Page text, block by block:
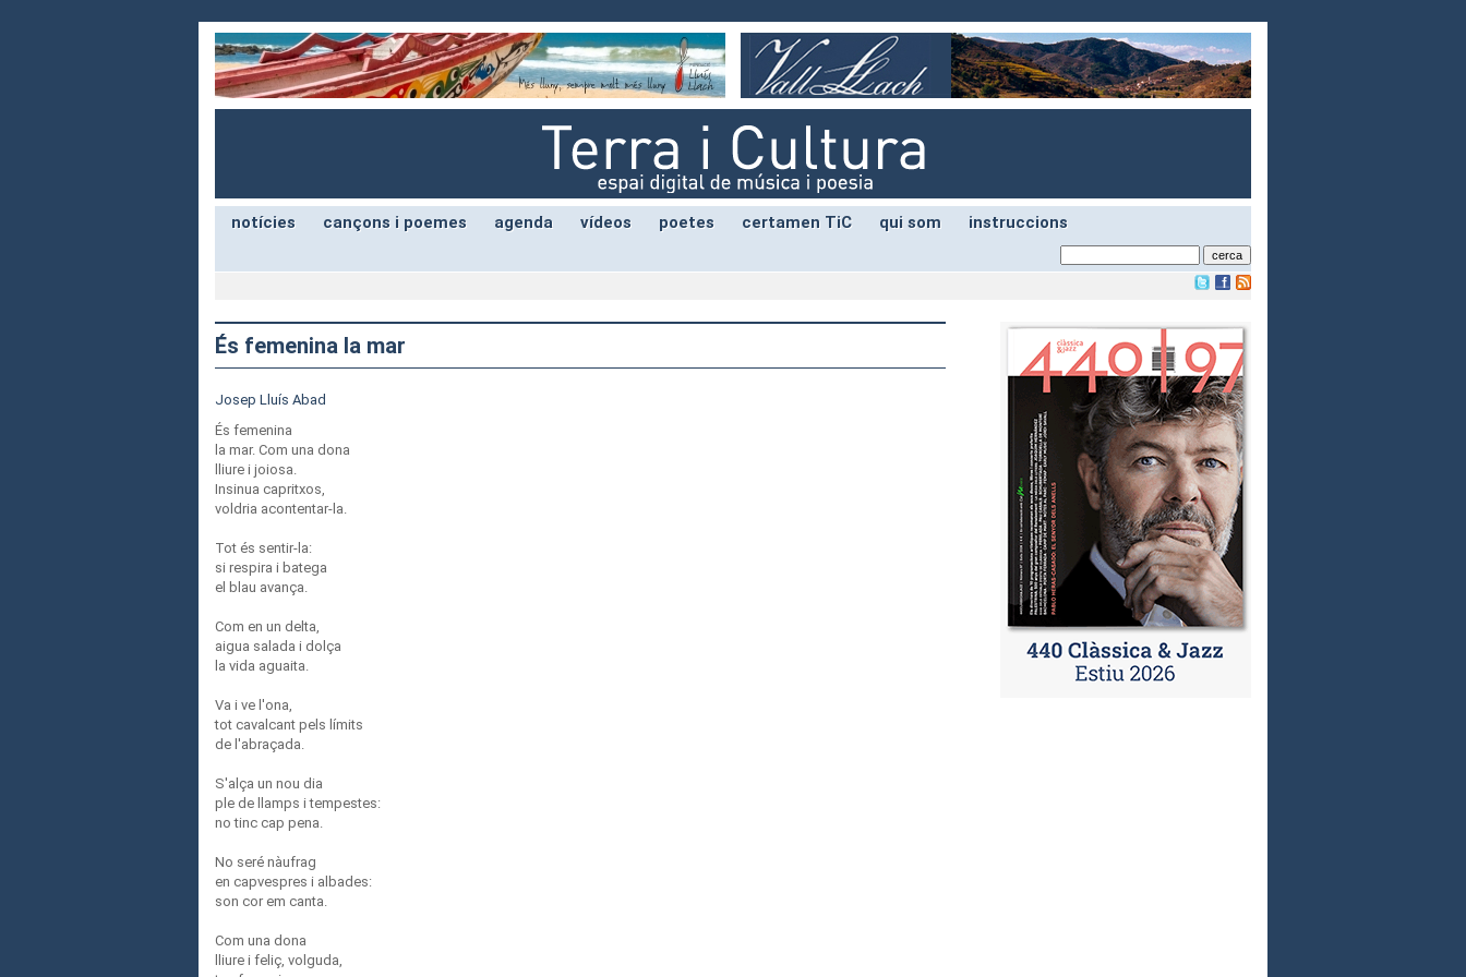
notícies cançons i poemes agenda vídeos poetes certamen TiC qui som instruccions
És femenina la mar
Josep Lluís Abad
És femenina
la mar. Com una dona
lliure i joiosa.
Insinua capritxos,
voldria acontentar-la.
Tot és sentir-la:
si respira i batega
el blau avança.
Com en un delta,
aigua salada i dolça
la vida aguaita.
Va i ve l'ona,
tot cavalcant pels límits
de l'abraçada.
S'alça un nou dia
ple de llamps i tempestes:
no tinc cap pena.
No seré nàufrag
en capvespres i albades:
son cor em canta.
Com una dona
lliure i feliç, volguda,